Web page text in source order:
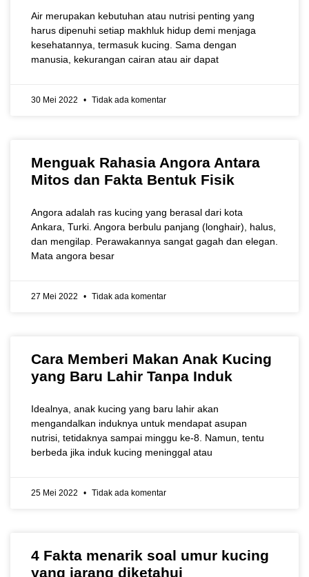
Air merupakan kebutuhan atau nutrisi penting yang
harus dipenuhi setiap makhluk hidup demi menjaga
kesehatannya, termasuk kucing. Sama dengan
manusia, kekurangan cairan atau air dapat
30 Mei 2022 Tidak ada komentar
Menguak Rahasia Angora Antara
Mitos dan Fakta Bentuk Fisik
Angora adalah ras kucing yang berasal dari kota
Ankara, Turki. Angora berbulu panjang (longhair), halus,
dan mengilap. Perawakannya sangat gagah dan elegan.
Mata angora besar
27 Mei 2022 Tidak ada komentar
Cara Memberi Makan Anak Kucing
yang Baru Lahir Tanpa Induk
Idealnya, anak kucing yang baru lahir akan
mengandalkan induknya untuk mendapat asupan
nutrisi, tetidaknya sampai minggu ke-8. Namun, tentu
berbeda jika induk kucing meninggal atau
25 Mei 2022 Tidak ada komentar
4 Fakta menarik soal umur kucing
yang jarang diketahui